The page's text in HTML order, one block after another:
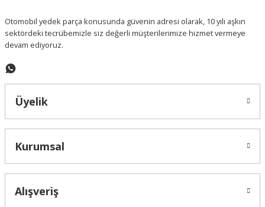
Otomobil yedek parça konusunda güvenin adresi olarak, 10 yılı aşkın
sektördeki tecrübemizle siz değerli müşterilerimize hizmet vermeye
devam ediyoruz.
Üyelik
Kurumsal
Alışveriş